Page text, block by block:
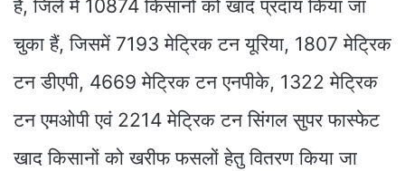
है, जिले में 10874 किसानों को खाद प्रदाय किया जा
चुका हैं, जिसमें 7193 मेट्रिक टन यूरिया, 1807 मेट्रिक
टन डीएपी, 4669 मेट्रिक टन एनपीके, 1322 मेट्रिक
टन एमओपी एवं 2214 मेट्रिक टन सिंगल सुपर फास्फेट
खाद किसानों को खरीफ फसलों हेतु वितरण किया जा